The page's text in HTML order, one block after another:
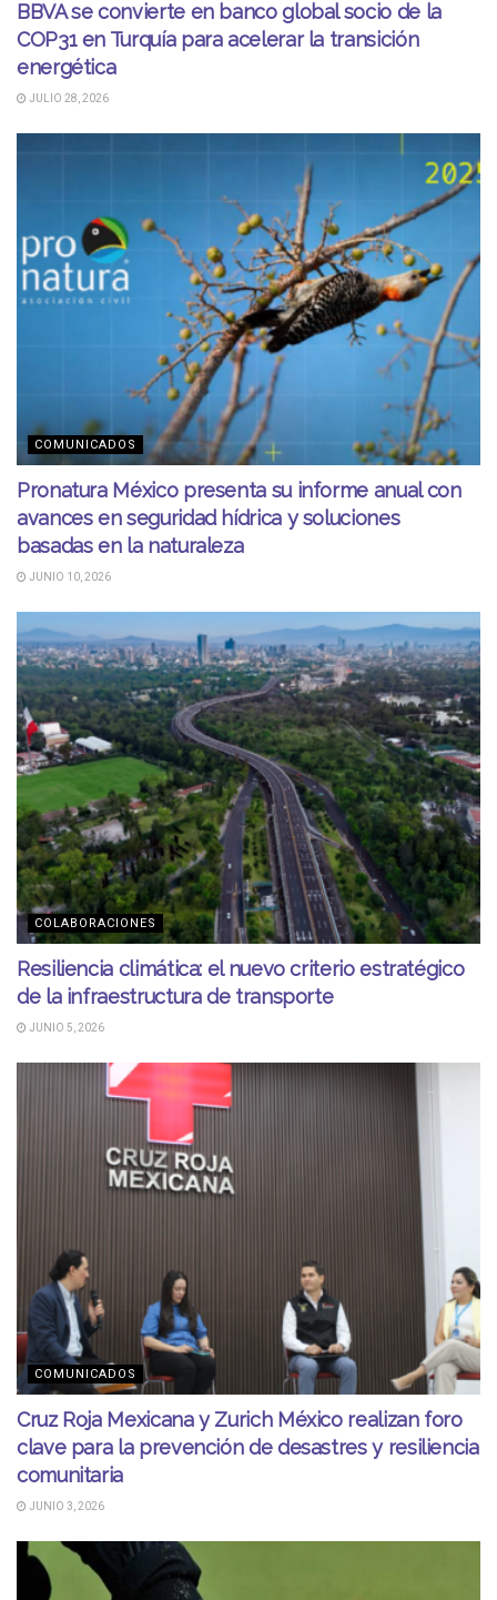
BBVA se convierte en banco global socio de la
COP31 en Turquía para acelerar la transición
energética
JULIO 28, 2026
COMUNICADOS
Pronatura México presenta su informe anual con
avances en seguridad hídrica y soluciones
basadas en la naturaleza
JUNIO 10, 2026
COLABORACIONES
Resiliencia climática: el nuevo criterio estratégico
de la infraestructura de transporte
JUNIO 5, 2026
COMUNICADOS
Cruz Roja Mexicana y Zurich México realizan foro
clave para la prevención de desastres y resiliencia
comunitaria
JUNIO 3, 2026